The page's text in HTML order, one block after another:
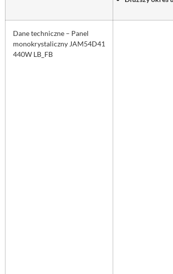
Dane techniczne – Panel
monokrystaliczny JAM54D41
440W LB_FB